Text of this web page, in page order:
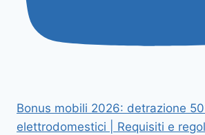
Bonus mobili 2026: detrazione
elettrodomestici | Requisiti e